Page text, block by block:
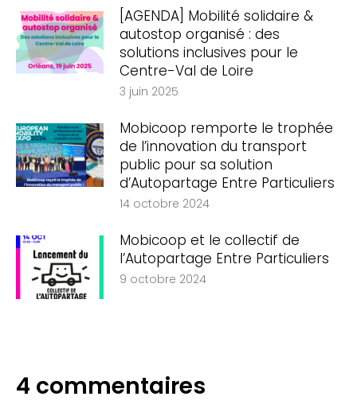
[AGENDA] Mobilité solidaire &
autostop organisé : des
solutions inclusives pour le
Centre-Val de Loire
3 juin 2025
Mobicoop remporte le trophée
de l’innovation du transport
public pour sa solution
d’Autopartage Entre Particuliers
14 octobre 2024
Mobicoop et le collectif de
l’Autopartage Entre Particuliers
9 octobre 2024
4 commentaires